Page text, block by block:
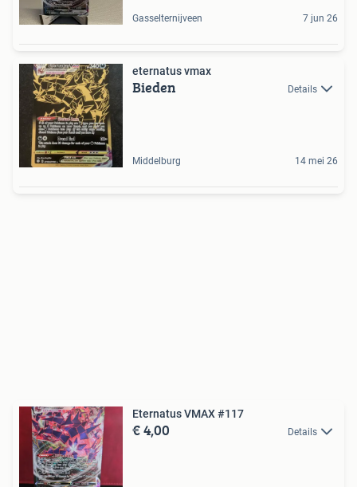
Gasselternijveen 7 jun 26
eternatus vmax
Bieden Details
Middelburg 14 mei 26
Eternatus VMAX #117
€ 4,00 Details